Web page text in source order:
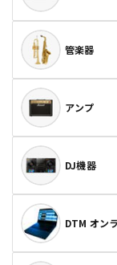
管楽器
アンプ
DJ機器
DTM オン